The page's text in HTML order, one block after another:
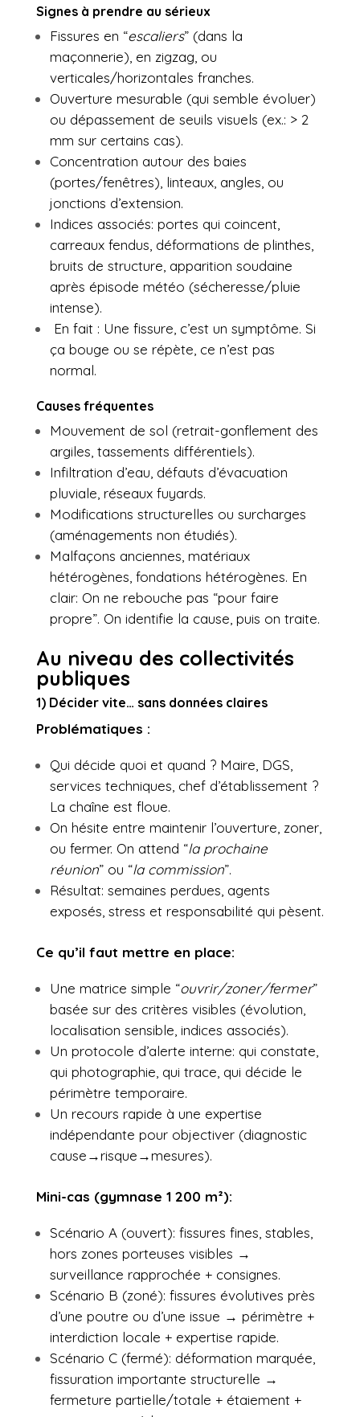
Signes à prendre au sérieux
Fissures en “escaliers” (dans la
maçonnerie), en zigzag, ou
verticales/horizontales franches.
Ouverture mesurable (qui semble évoluer)
ou dépassement de seuils visuels (ex.: > 2
mm sur certains cas).
Concentration autour des baies
(portes/fenêtres), linteaux, angles, ou
jonctions d’extension.
Indices associés: portes qui coincent,
carreaux fendus, déformations de plinthes,
bruits de structure, apparition soudaine
après épisode météo (sécheresse/pluie
intense).
En fait : Une fissure, c’est un symptôme. Si
ça bouge ou se répète, ce n’est pas
normal.
Causes fréquentes
Mouvement de sol (retrait-gonflement des
argiles, tassements différentiels).
Infiltration d’eau, défauts d’évacuation
pluviale, réseaux fuyards.
Modifications structurelles ou surcharges
(aménagements non étudiés).
Malfaçons anciennes, matériaux
hétérogènes, fondations hétérogènes. En
clair: On ne rebouche pas “pour faire
propre”. On identifie la cause, puis on traite.
Au niveau des collectivités
publiques
1) Décider vite… sans données claires
Problématiques :
Qui décide quoi et quand ? Maire, DGS,
services techniques, chef d’établissement ?
La chaîne est floue.
On hésite entre maintenir l’ouverture, zoner,
ou fermer. On attend “la prochaine
réunion” ou “la commission”.
Résultat: semaines perdues, agents
exposés, stress et responsabilité qui pèsent.
Ce qu’il faut mettre en place:
Une matrice simple “ouvrir/zoner/fermer”
basée sur des critères visibles (évolution,
localisation sensible, indices associés).
Un protocole d’alerte interne: qui constate,
qui photographie, qui trace, qui décide le
périmètre temporaire.
Un recours rapide à une expertise
indépendante pour objectiver (diagnostic
cause→risque→mesures).
Mini-cas (gymnase 1 200 m²):
Scénario A (ouvert): fissures fines, stables,
hors zones porteuses visibles →
surveillance rapprochée + consignes.
Scénario B (zoné): fissures évolutives près
d’une poutre ou d’une issue → périmètre +
interdiction locale + expertise rapide.
Scénario C (fermé): déformation marquée,
fissuration importante structurelle →
fermeture partielle/totale + étaiement +